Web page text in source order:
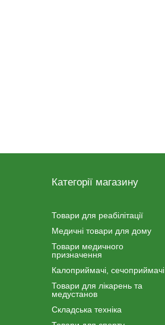
Категорії магазину
Товари для реабілітації
Медичні товари для дому
Товари медичного
призначення
Калоприймачі, сечоприймачі
Товари для лікарень та
медустанов
Складська техніка